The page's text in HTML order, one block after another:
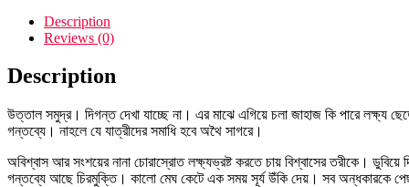
Description
Reviews (0)
Description
উত্তাল সমুদ্র। দিগন্ত দেখা যাচ্ছে না। এর মাঝে এগিয়ে চলা জাহাজ কি পারে লক্ষ্য
গন্তব্যে। নাহলে যে যাত্রীদের সমাধি হবে অথৈ সাগরে।
অবিশ্বাস আর সংশয়ের নানা চোরাস্রোত লক্ষ্যভ্রষ্ট করতে চায় বিশ্বাসের তরীকে।
গন্তব্যে আছে চিরমুক্তি। কালো মেঘ কেটে এক সময় সূর্য উঁকি দেয়। সব অন্ধকারকে